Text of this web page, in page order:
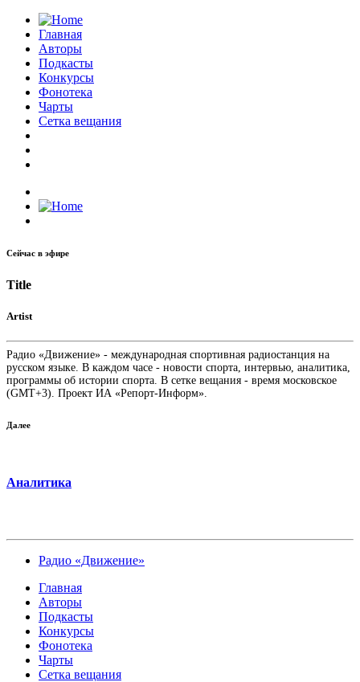
Главная
Авторы
Подкасты
Конкурсы
Фонотека
Чарты
Сетка вещания
Сейчас в эфире
Title
Artist
Радио «Движение» - международная спортивная радиостанция на
русском языке. В каждом часе - новости спорта, интервью, аналитика,
программы об истории спорта. В сетке вещания - время московское
(GMT+3). Проект ИА «Репорт-Информ».
Далее
Аналитика
Радио «Движение»
Главная
Авторы
Подкасты
Конкурсы
Фонотека
Чарты
Сетка вещания